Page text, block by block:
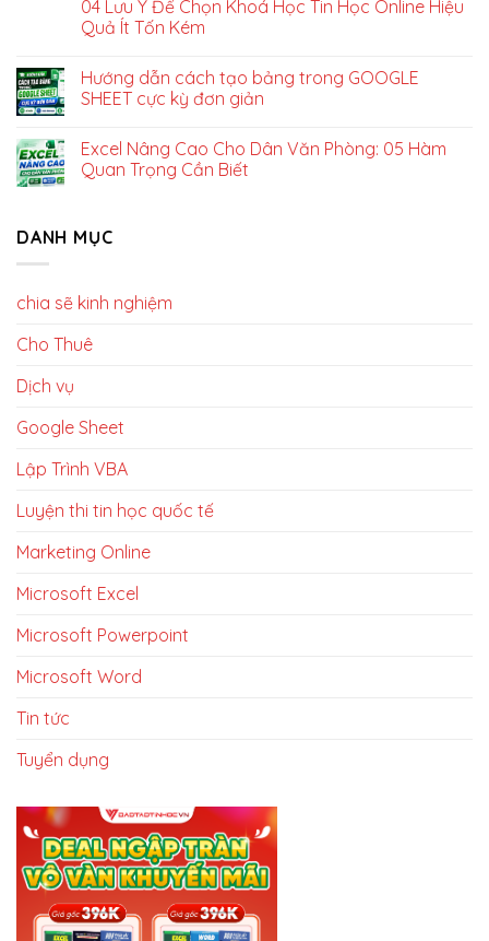
04 Lưu Ý Để Chọn Khoá Học Tin Học Online Hiệu
Quả Ít Tốn Kém
Hướng dẫn cách tạo bảng trong GOOGLE
SHEET cực kỳ đơn giản
Excel Nâng Cao Cho Dân Văn Phòng: 05 Hàm
Quan Trọng Cần Biết
DANH MỤC
chia sẽ kinh nghiệm
Cho Thuê
Dịch vụ
Google Sheet
Lập Trình VBA
Luyện thi tin học quốc tế
Marketing Online
Microsoft Excel
Microsoft Powerpoint
Microsoft Word
Tin tức
Tuyển dụng